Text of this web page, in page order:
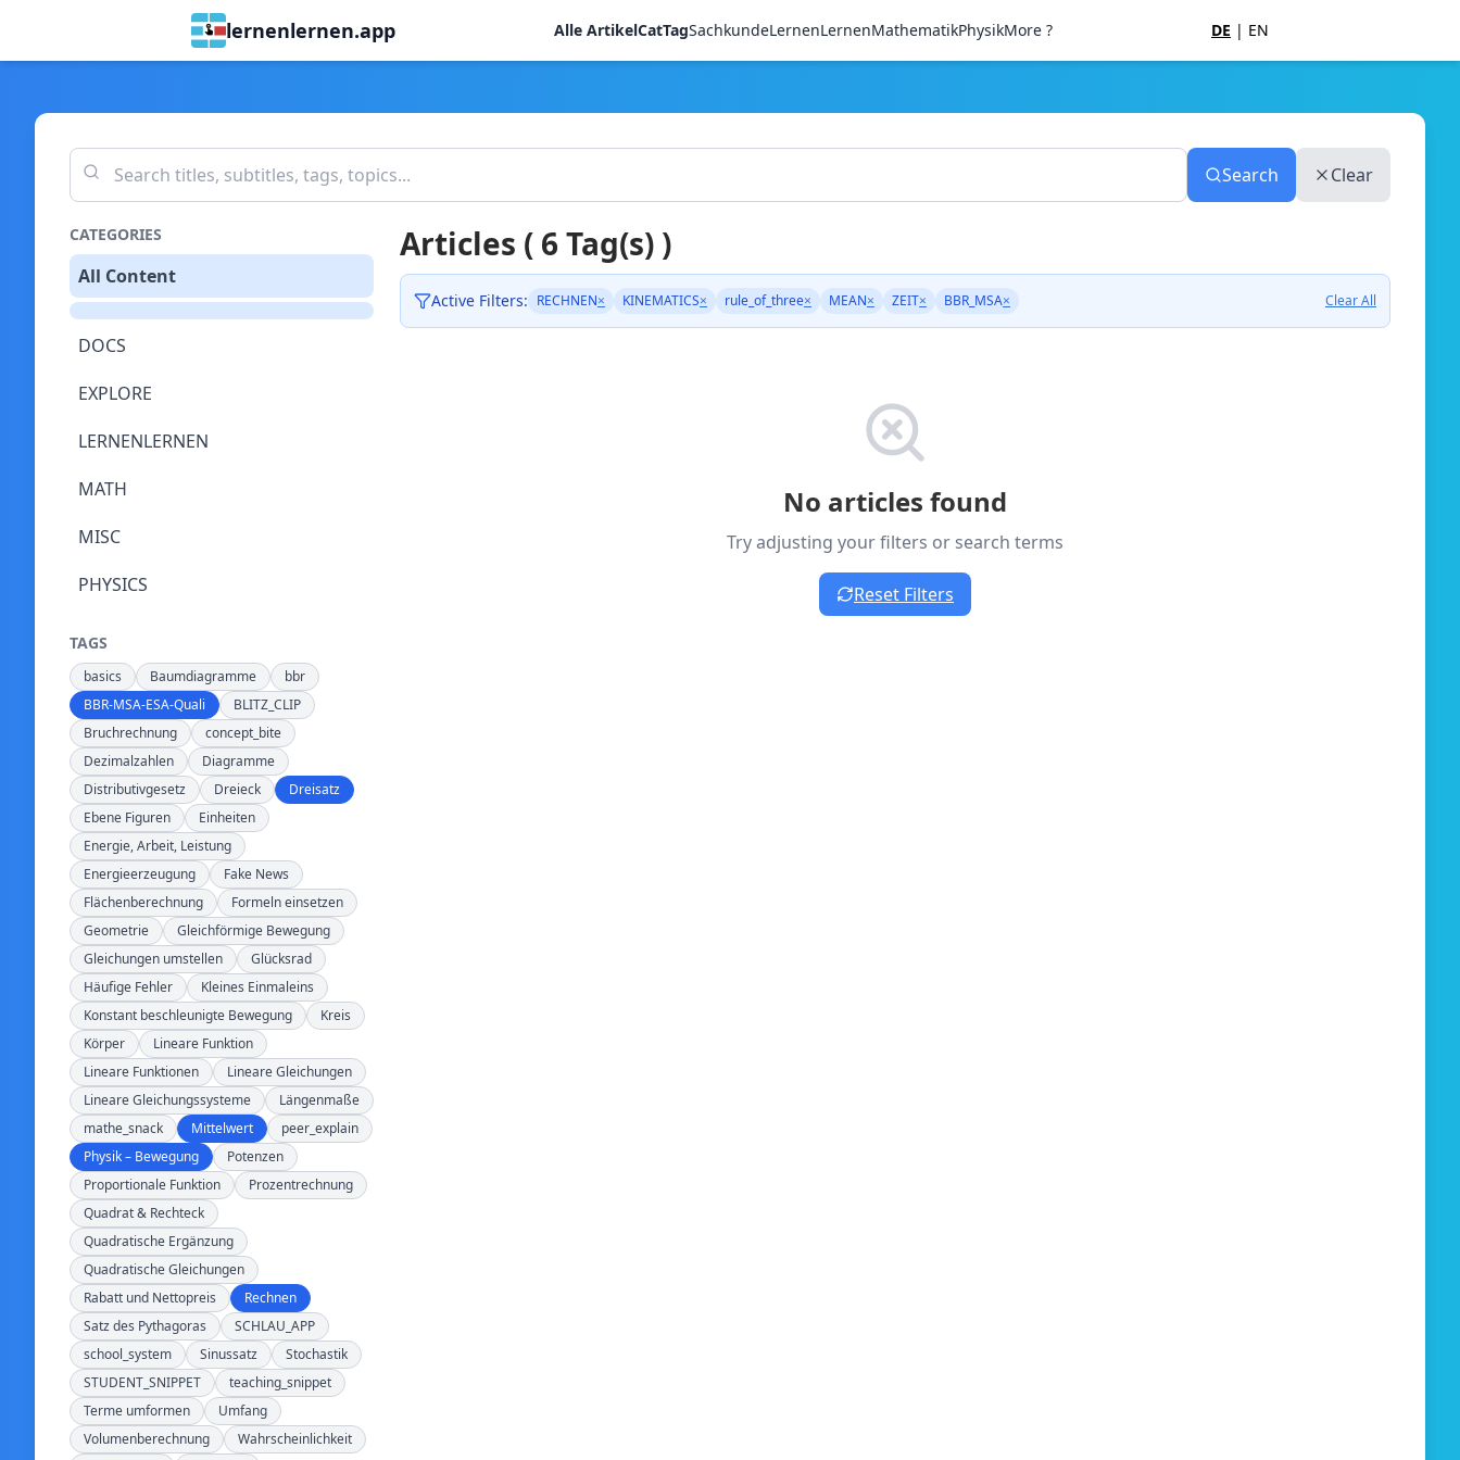
lernenlernen.app Alle ArtikelCatTagSachkundeLernenLernenMathematikPhysikMore ? DE | EN
Search Clear
CATEGORIES
All Content
DOCS
EXPLORE
LERNENLERNEN
MATH
MISC
PHYSICS
TAGS
basics Baumdiagramme
bbr
BBR-MSA-ESA-Quali
BLITZ_CLIP
Bruchrechnung
concept_bite
Dezimalzahlen
Diagramme
Distributivgesetz
Dreieck
Dreisatz
Ebene Figuren
Einheiten
Energie, Arbeit, Leistung
Energieerzeugung
Fake News
Flächenberechnung
Formeln einsetzen
Geometrie
Gleichförmige Bewegung
Gleichungen umstellen
Glücksrad
Häufige Fehler
Kleines Einmaleins
Konstant beschleunigte Bewegung
Kreis
Körper
Lineare Funktion
Lineare Funktionen
Lineare Gleichungen
Lineare Gleichungssysteme
Längenmaße
mathe_snack
Mittelwert
peer_explain
Physik – Bewegung
Potenzen
Proportionale Funktion
Prozentrechnung
Quadrat & Rechteck
Quadratische Ergänzung
Quadratische Gleichungen
Rabatt und Nettopreis
Rechnen
Satz des Pythagoras
SCHLAU_APP
school_system
Sinussatz
Stochastik
STUDENT_SNIPPET
teaching_snippet
Terme umformen
Umfang
Volumenberechnung
Wahrscheinlichkeit
Articles ( 6 Tag(s) )
Active Filters: RECHNEN× KINEMATICS× rule_of_three× MEAN× ZEIT× BBR_MSA× Clear All
No articles found
Try adjusting your filters or search terms
Reset Filters